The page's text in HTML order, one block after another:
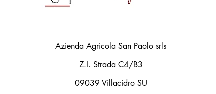
Azienda Agricola San Paolo srls
Z.I. Strada C4/B3
09039 Villacidro SU